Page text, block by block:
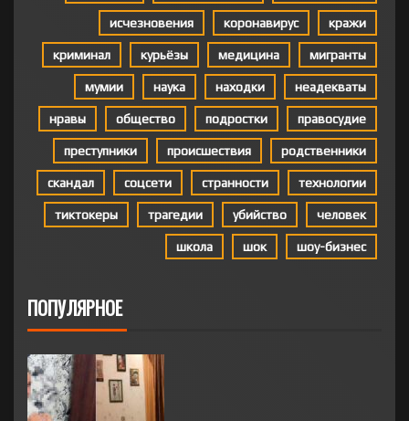
исчезновения коронавирус кражи
криминал курьёзы медицина мигранты
мумии наука находки неадекваты
нравы общество подростки правосудие
преступники происшествия родственники
скандал соцсети странности технологии
тиктокеры трагедии убийство человек
школа шок шоу-бизнес
ПОПУЛЯРНОЕ